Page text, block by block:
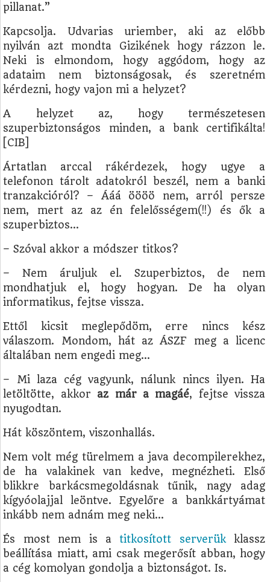
pillanat.”
Kapcsolja. Udvarias uriember, aki az előbb
nyilván azt mondta Gizikének hogy rázzon le.
Neki is elmondom, hogy aggódom, hogy az
adataim nem biztonságosak, és szeretném
kérdezni, hogy vajon mi a helyzet?
A helyzet az, hogy természetesen
szuperbiztonságos minden, a bank certifikálta!
[CIB]
Ártatlan arccal rákérdezek, hogy ugye a
telefonon tárolt adatokról beszél, nem a banki
tranzakcióról? – Ááá öööö nem, arról persze
nem, mert az az én felelősségem(!!) és ők a
szuperbiztos...
– Szóval akkor a módszer titkos?
– Nem áruljuk el. Szuperbiztos, de nem
mondhatjuk el, hogy hogyan. De ha olyan
informatikus, fejtse vissza.
Ettől kicsit meglepődöm, erre nincs kész
válaszom. Mondom, hát az ÁSZF meg a licenc
általában nem engedi meg...
– Mi laza cég vagyunk, nálunk nincs ilyen. Ha
letöltötte, akkor az már a magáé, fejtse vissza
nyugodtan.
Hát köszöntem, viszonhallás.
Nem volt még türelmem a java decompilerekhez,
de ha valakinek van kedve, megnézheti. Első
blikkre barkácsmegoldásnak tűnik, nagy adag
kígyóolajjal leöntve. Egyelőre a bankkártyámat
inkább nem adnám meg neki...
És most nem is atitkosított serverükklassz
beállítása miatt, ami csak megerősít abban, hogy
a cég komolyan gondolja a biztonságot. Is.